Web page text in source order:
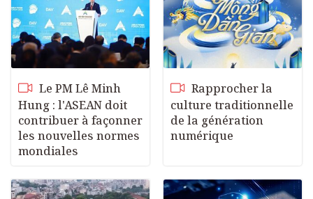
Le PM Lê Minh
Hung : l'ASEAN doit
contribuer à façonner
les nouvelles normes
mondiales
Rapprocher la
culture traditionnelle
de la génération
numérique